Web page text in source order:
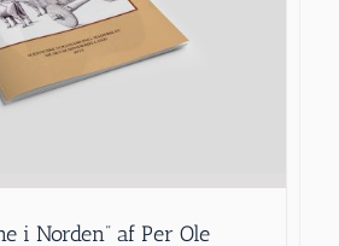
i Norden” af Per Ole